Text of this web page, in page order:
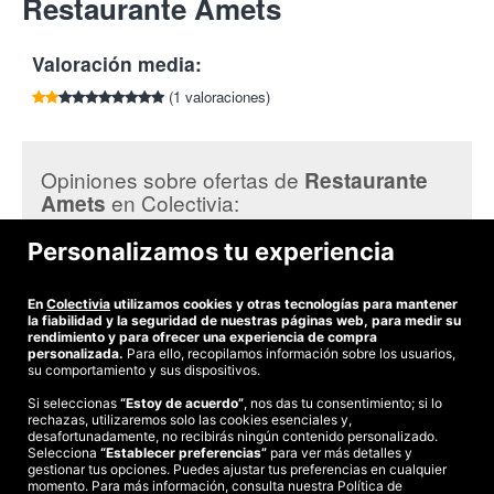
16€/persona.
¿Qué incluye el menú?
Queso con membrillo.
Botella de vino o sidra.
Restaurante Amets.El Restaurante se caracteriza por su
calidad de sus materias primas, que hacen del local la opción
perfecta para darse un buen homenaje gastronómico.
¡Los mejores planes gastronómicos con Colectivia!
Tlf:943 675 405
Restaurante Amets
Valoración media:
(1 valoraciones)
Opiniones sobre ofertas de Restaurante
Amets en Colectivia:
Agueda M.
servicio deja mucho que desear
©2026 Colectivia
Términos y condiciones|Política de privacidad|Política de cookies
Estudio turismo de verano 2020
Personalizamos tu experiencia
En Colectivia utilizamos cookies y otras tecnologías para mantener
la fiabilidad y la seguridad de nuestras páginas web, para medir su
rendimiento y para ofrecer una experiencia de compra
personalizada. Para ello, recopilamos información sobre los usuarios,
su comportamiento y sus dispositivos.
Si seleccionas “Estoy de acuerdo”, nos das tu consentimiento; si lo
rechazas, utilizaremos solo las cookies esenciales y,
desafortunadamente, no recibirás ningún contenido personalizado.
Selecciona “Establecer preferencias” para ver más detalles y
gestionar tus opciones. Puedes ajustar tus preferencias en cualquier
momento. Para más información, consulta nuestra Política de